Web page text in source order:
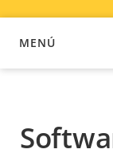
MENÚ
SOFTWARE